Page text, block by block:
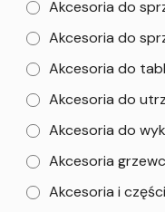
Akcesoria do
Akcesoria do
Akcesoria do
Akcesoria do
Akcesoria do
Akcesoria
Akcesoria i